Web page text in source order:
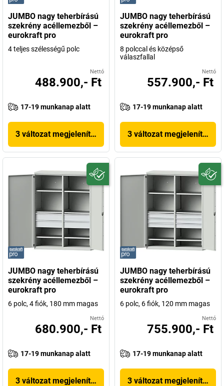
JUMBO nagy teherbírású
szekrény acéllemezből –
eurokraft pro
4 teljes szélességű polc
Nettó
488.900,- Ft
17-19 munkanap alatt
3 változat megjelenítése
JUMBO nagy teherbírású
szekrény acéllemezből –
eurokraft pro
8 polccal és középső
válaszfallal
Nettó
557.900,- Ft
17-19 munkanap alatt
3 változat megjelenítése
JUMBO nagy teherbírású
szekrény acéllemezből –
eurokraft pro
6 polc, 4 fiók, 180 mm magas
Nettó
680.900,- Ft
17-19 munkanap alatt
3 változat megjelenítése
JUMBO nagy teherbírású
szekrény acéllemezből –
eurokraft pro
6 polc, 6 fiók, 120 mm magas
Nettó
755.900,- Ft
17-19 munkanap alatt
3 változat megjelenítése